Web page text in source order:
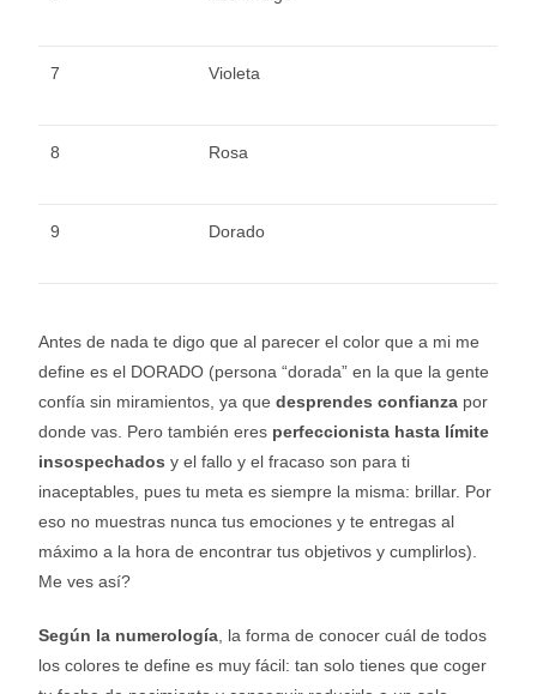
7 Violeta
8 Rosa
9 Dorado
Antes de nada te digo que al parecer el color que a mi me
define es el DORADO (persona “dorada” en la que la gente
confía sin miramientos, ya quedesprendes confianza por
donde vas. Pero también eres perfeccionista hasta límite
insospechados y el fallo y el fracaso son para ti
inaceptables, pues tu meta es siempre la misma: brillar. Por
eso no muestras nunca tus emociones y te entregas al
máximo a la hora de encontrar tus objetivos y cumplirlos).
Me ves así?
Según la numerología, la forma de conocer cuál de todos
los colores te define es muy fácil: tan solo tienes que coger